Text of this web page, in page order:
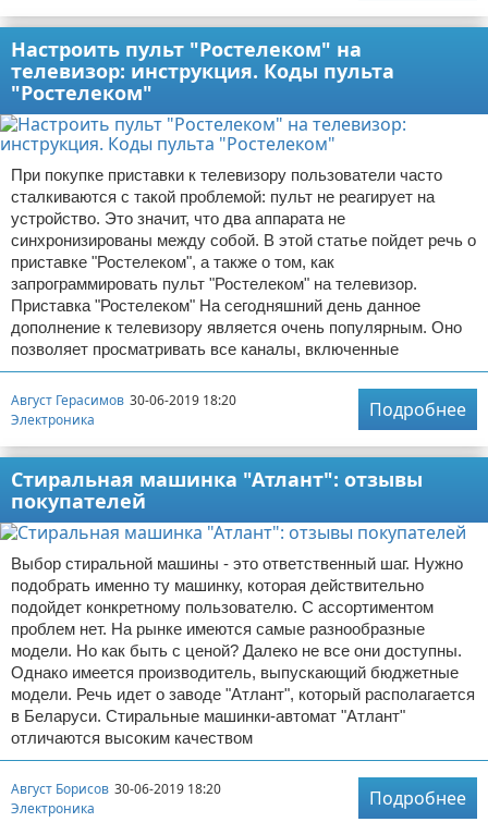
Настроить пульт "Ростелеком" на
телевизор: инструкция. Коды пульта
"Ростелеком"
При покупке приставки к телевизору пользователи часто
сталкиваются с такой проблемой: пульт не реагирует на
устройство. Это значит, что два аппарата не
синхронизированы между собой. В этой статье пойдет речь о
приставке "Ростелеком", а также о том, как
запрограммировать пульт "Ростелеком" на телевизор.
Приставка "Ростелеком" На сегодняшний день данное
дополнение к телевизору является очень популярным. Оно
позволяет просматривать все каналы, включенные
Август Герасимов 30-06-2019 18:20
Электроника
Подробнее
Стиральная машинка "Атлант": отзывы
покупателей
Выбор стиральной машины - это ответственный шаг. Нужно
подобрать именно ту машинку, которая действительно
подойдет конкретному пользователю. С ассортиментом
проблем нет. На рынке имеются самые разнообразные
модели. Но как быть с ценой? Далеко не все они доступны.
Однако имеется производитель, выпускающий бюджетные
модели. Речь идет о заводе "Атлант", который располагается
в Беларуси. Стиральные машинки-автомат "Атлант"
отличаются высоким качеством
Август Борисов 30-06-2019 18:20
Электроника
Подробнее